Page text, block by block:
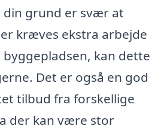
grund er svær at
kræves ekstra arbejde
kan dette
Det er også en god
tilbud fra forskellige
der kan være stor